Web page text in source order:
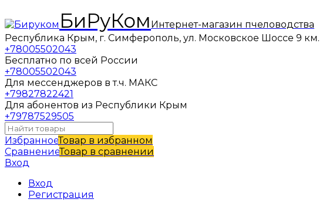
БиРуКом Интернет-магазин пчеловодства
Республика Крым, г. Симферополь, ул. Московское Шоссе 9 км.
+78005502043
Бесплатно по всей России
+78005502043
Для мессенджеров в т.ч. МАКС
+79827822421
Для абонентов из Республики Крым
+79787529505
ИзбранноеТовар в избранном
СравнениеТовар в сравнении
Вход
Вход
Регистрация